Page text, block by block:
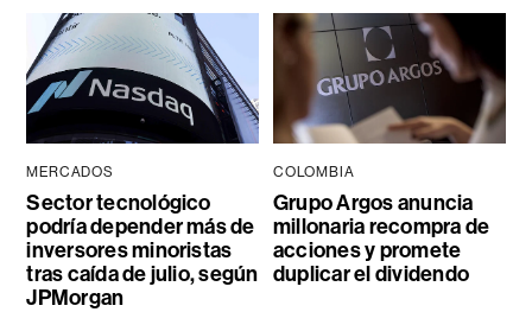
MERCADOS
Sector tecnológico
podría depender más de
inversores minoristas
tras caída de julio, según
JPMorgan
COLOMBIA
Grupo Argos anuncia
millonaria recompra de
acciones y promete
duplicar el dividendo